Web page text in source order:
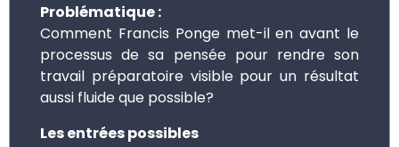
Problématique :
Comment Francis Ponge met-il en avant le
processus de sa pensée pour rendre son
travail préparatoire visible pour un résultat
aussi fluide que possible?
Les entrées possibles